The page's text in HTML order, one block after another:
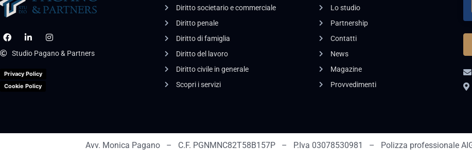
Studio Pagano & Partners
Privacy Policy
Cookie Policy
Diritto societario e commerciale
Diritto penale
Diritto di famiglia
Diritto del lavoro
Diritto civile in generale
Scopri i servizi
Lo studio
Partnership
Contatti
News
Magazine
Provvedimenti
Avv. Monica Pagano – C.F. PGNMNC82T58B157P – P.Iva 03078530981 – Polizza professionale